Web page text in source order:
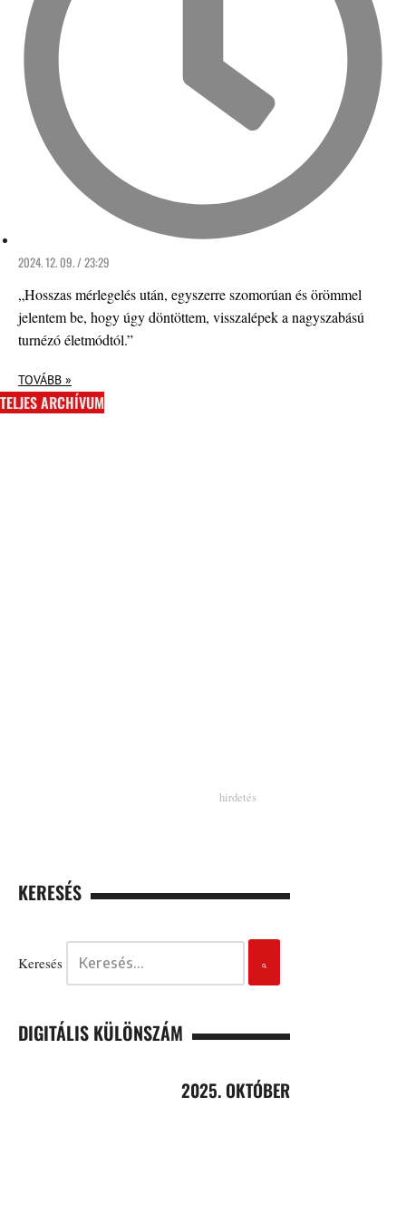
2024. 12. 09. / 23:29
„Hosszas mérlegelés után, egyszerre szomorúan és örömmel
jelentem be, hogy úgy döntöttem, visszalépek a nagyszabású
turnézó életmódtól.”
TOVÁBB »
TELJES ARCHÍVUM
KERESÉS
Keresés
DIGITÁLIS KÜLÖNSZÁM
2025. OKTÓBER